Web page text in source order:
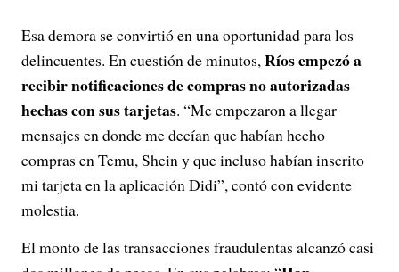
Esa demora se convirtió en una oportunidad para los
delincuentes. En cuestión de minutos,Ríos empezó a
recibir notificaciones de compras no autorizadas
hechas con sus tarjetas. “Me empezaron a llegar
mensajes en donde me decían que habían hecho
compras en Temu, Shein y que incluso habían inscrito
mi tarjeta en la aplicación Didi”, contó con evidente
molestia.
El monto de las transacciones fraudulentas alcanzó casi